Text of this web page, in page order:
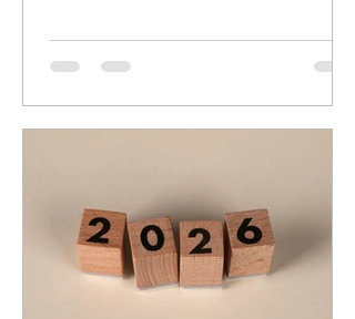
anlamına da gelir. Aynı zamanda bir
şeyi ! dilediği biçimde kullanma yetkisi